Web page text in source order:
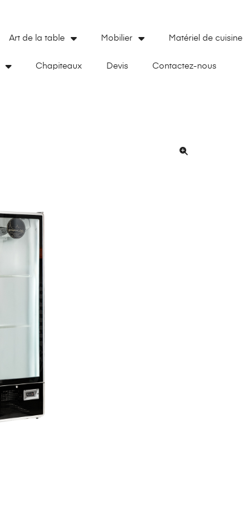
Art de la table Mobilier Matériel de cuisine
Chapiteaux Devis Contactez-nous